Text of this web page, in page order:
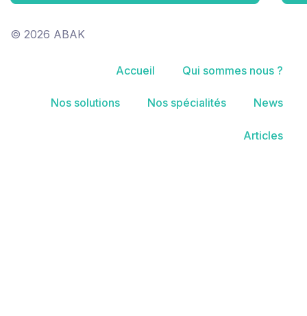
© 2026 ABAK
Accueil Qui sommes nous ?
Nos solutions Nos spécialités News
Articles